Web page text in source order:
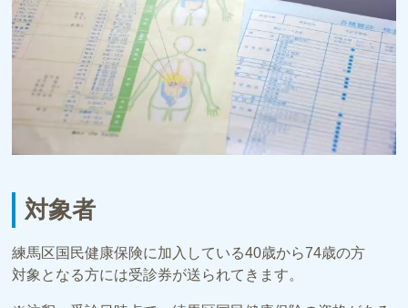
対象者
練馬区国民健康保険に加入している40歳から74歳の方
対象となる方には受診券が送られてきます。